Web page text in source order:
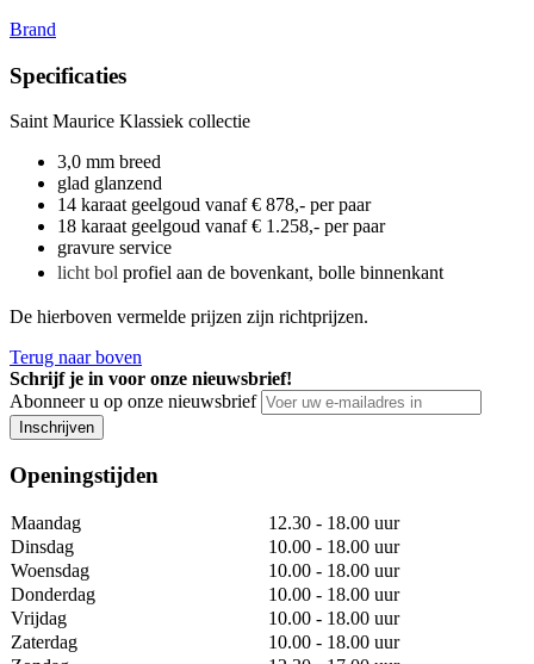
Brand
Specificaties
Saint Maurice Klassiek collectie
3,0 mm breed
glad glanzend
14 karaat geelgoud vanaf € 878,- per paar
18 karaat geelgoud vanaf € 1.258,- per paar
gravure service
licht bol profiel aan de bovenkant, bolle binnenkant
De hierboven vermelde prijzen zijn richtprijzen.
Terug naar boven
Schrijf je in voor onze nieuwsbrief!
Abonneer u op onze nieuwsbrief
Inschrijven
Openingstijden
Maandag
12.30 - 18.00 uur
Dinsdag
10.00 - 18.00 uur
Woensdag
10.00 - 18.00 uur
Donderdag
10.00 - 18.00 uur
Vrijdag
10.00 - 18.00 uur
Zaterdag
10.00 - 18.00 uur